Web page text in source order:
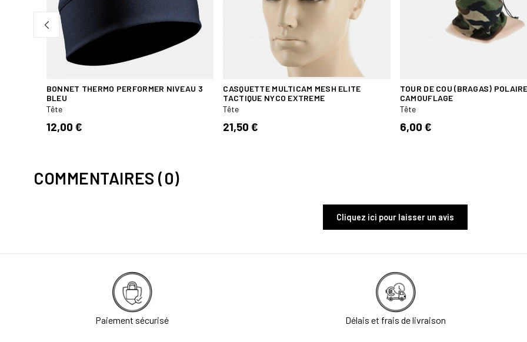
BONNET THERMO PERFORMER NIVEAU 3
BLEU
Tête
12,00 €
CASQUETTE MULTICAM MESH ELITE
TACTIQUE NYCO EXTREME
Tête
21,50 €
TOUR DE COU (BRAGAS) POLAIRE
CAMOUFLAGE
Tête
6,00 €
COMMENTAIRES (0)
Cliquez ici pour laisser un avis
Paiement sécurisé Délais et frais de livraison